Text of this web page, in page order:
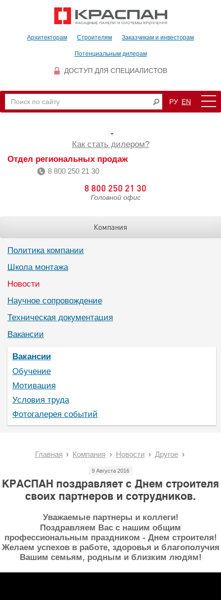
Архитекторам Строителям Заказчикам и инвесторам
Потенциальным дилерам
ДОСТУП ДЛЯ СПЕЦИАЛИСТОВ
РУ EN
Как стать дилером?
Отдел региональных продаж
8 800 250 21 30
8 800 250 21 30
Головной офис
Компания
Политика компании
Школа монтажа
Новости
Научное сопровождение
Техническая документация
Вакансии
Вакансии
Обучение
Мотивация
Условия труда
Фотогалерея событий
Главная Компания Новости Другое
9 Августа 2016
КРАСПАН поздравляет с Днем строителя
своих партнеров и сотрудников.
Уважаемые партнеры и коллеги!
Поздравляем Вас с нашим общим
профессиональным праздником - Днем строителя!
Желаем успехов в работе, здоровья и благополучия
Вашим семьям, родным и близким людям!